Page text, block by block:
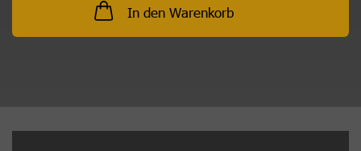
In den Warenkorb